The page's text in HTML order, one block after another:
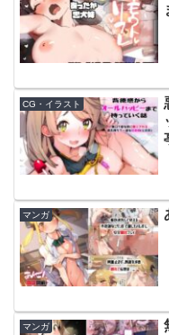
CG・イラスト
マンガ
マンガ